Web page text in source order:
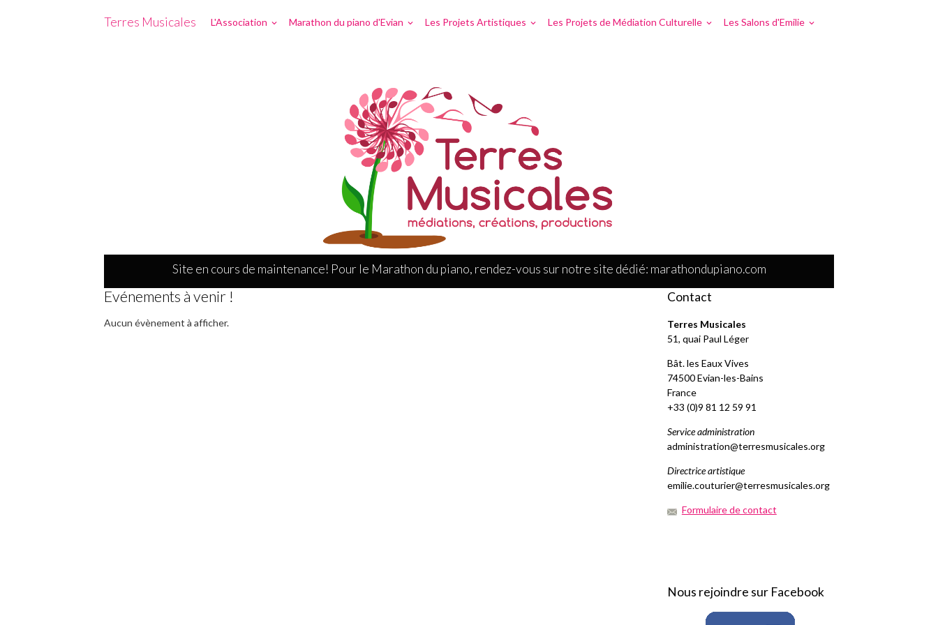
Terres Musicales L'Association Marathon du piano d'Evian Les Projets Artistiques Les Projets de Médiation Culturelle Les Salons d'Emilie
Site en cours de maintenance! Pour le Marathon du piano, rendez-vous sur notre site dédié: marathondupiano.com
Evénements à venir !
Aucun évènement à afficher.
Contact
Terres Musicales
51, quai Paul Léger
Bât. les Eaux Vives
74500 Evian-les-Bains
France
+33 (0)9 81 12 59 91
Service administration
administration@terresmusicales.org
Directrice artistique
emilie.couturier@terresmusicales.org
Formulaire de contact
Nous rejoindre sur Facebook